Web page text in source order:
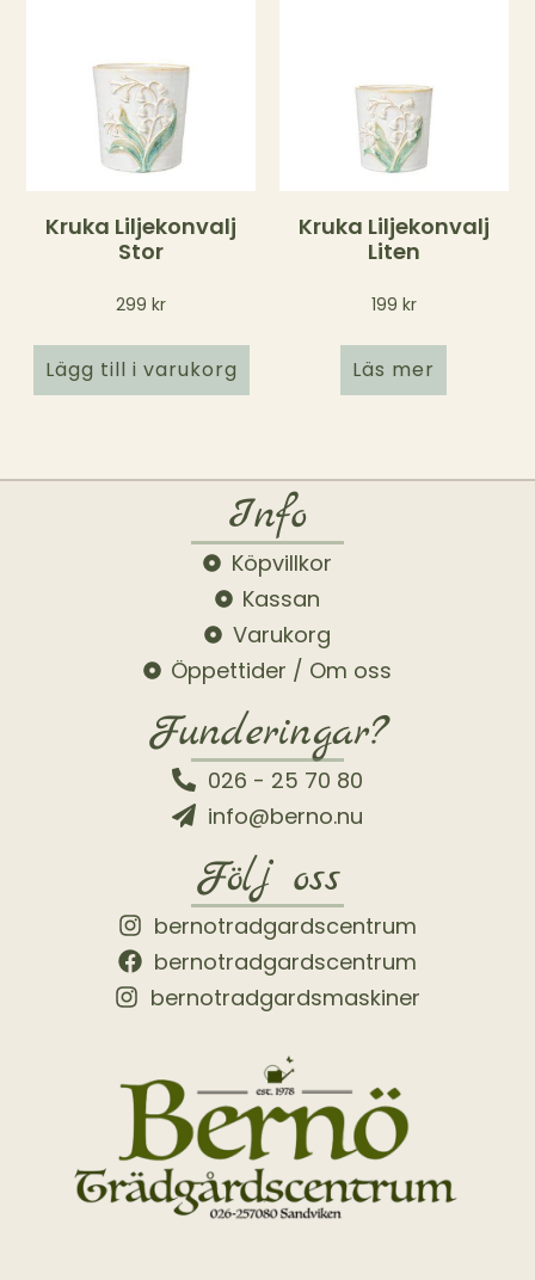
Kruka Liljekonvalj
Stor
299kr
Lägg till i varukorg
Kruka Liljekonvalj
Liten
199 kr
Läs mer
Info
Köpvillkor
Kassan
Varukorg
Öppettider / Om oss
Funderingar?
026 - 25 70 80
info@berno.nu
Följ oss
bernotradgardscentrum
bernotradgardscentrum
bernotradgardsmaskiner